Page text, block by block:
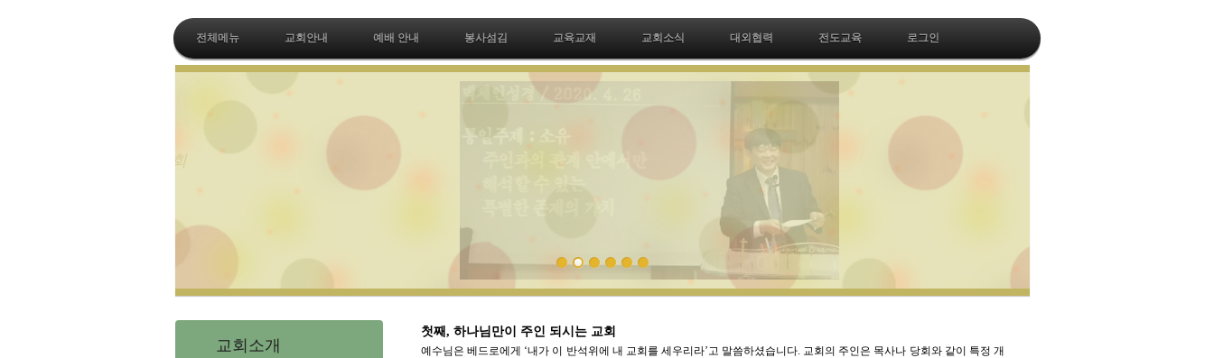
전체메뉴 교회안내 예배 안내 봉사섬김 교육교재 교회소식 대외협력 전도교육 로그인
은혜와 진리의 말씀 공동체
세상의 빛이 만물을 보게 하듯, 예수 그리스도의 진리의 말
씀은 하나님을 보게하고, 자신을 보게하고, 이웃을 보게 합
교회소개
첫째, 하나님만이 주인 되시는 교회
예수님은 베드로에게 ‘내가 이 반석위에 내 교회를 세우리라’고 말씀하셨습니다. 교회의 주인은 목사나 당회와 같이 특정 개